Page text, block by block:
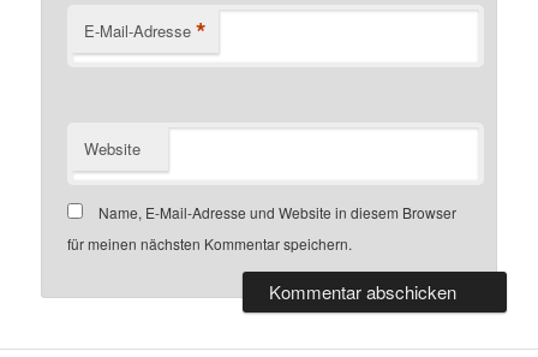
E-Mail-Adresse *
Website
Name, E-Mail-Adresse und Website in diesem Browser
für meinen nächsten Kommentar speichern.